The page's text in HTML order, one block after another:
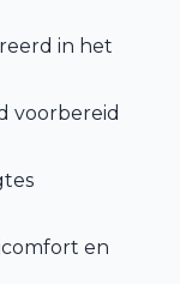
in het
voorbereid
en